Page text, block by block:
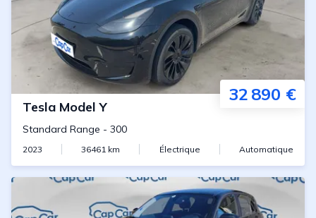
32 890 €
Tesla Model Y
Standard Range - 300
2023 36461 km Électrique Automatique